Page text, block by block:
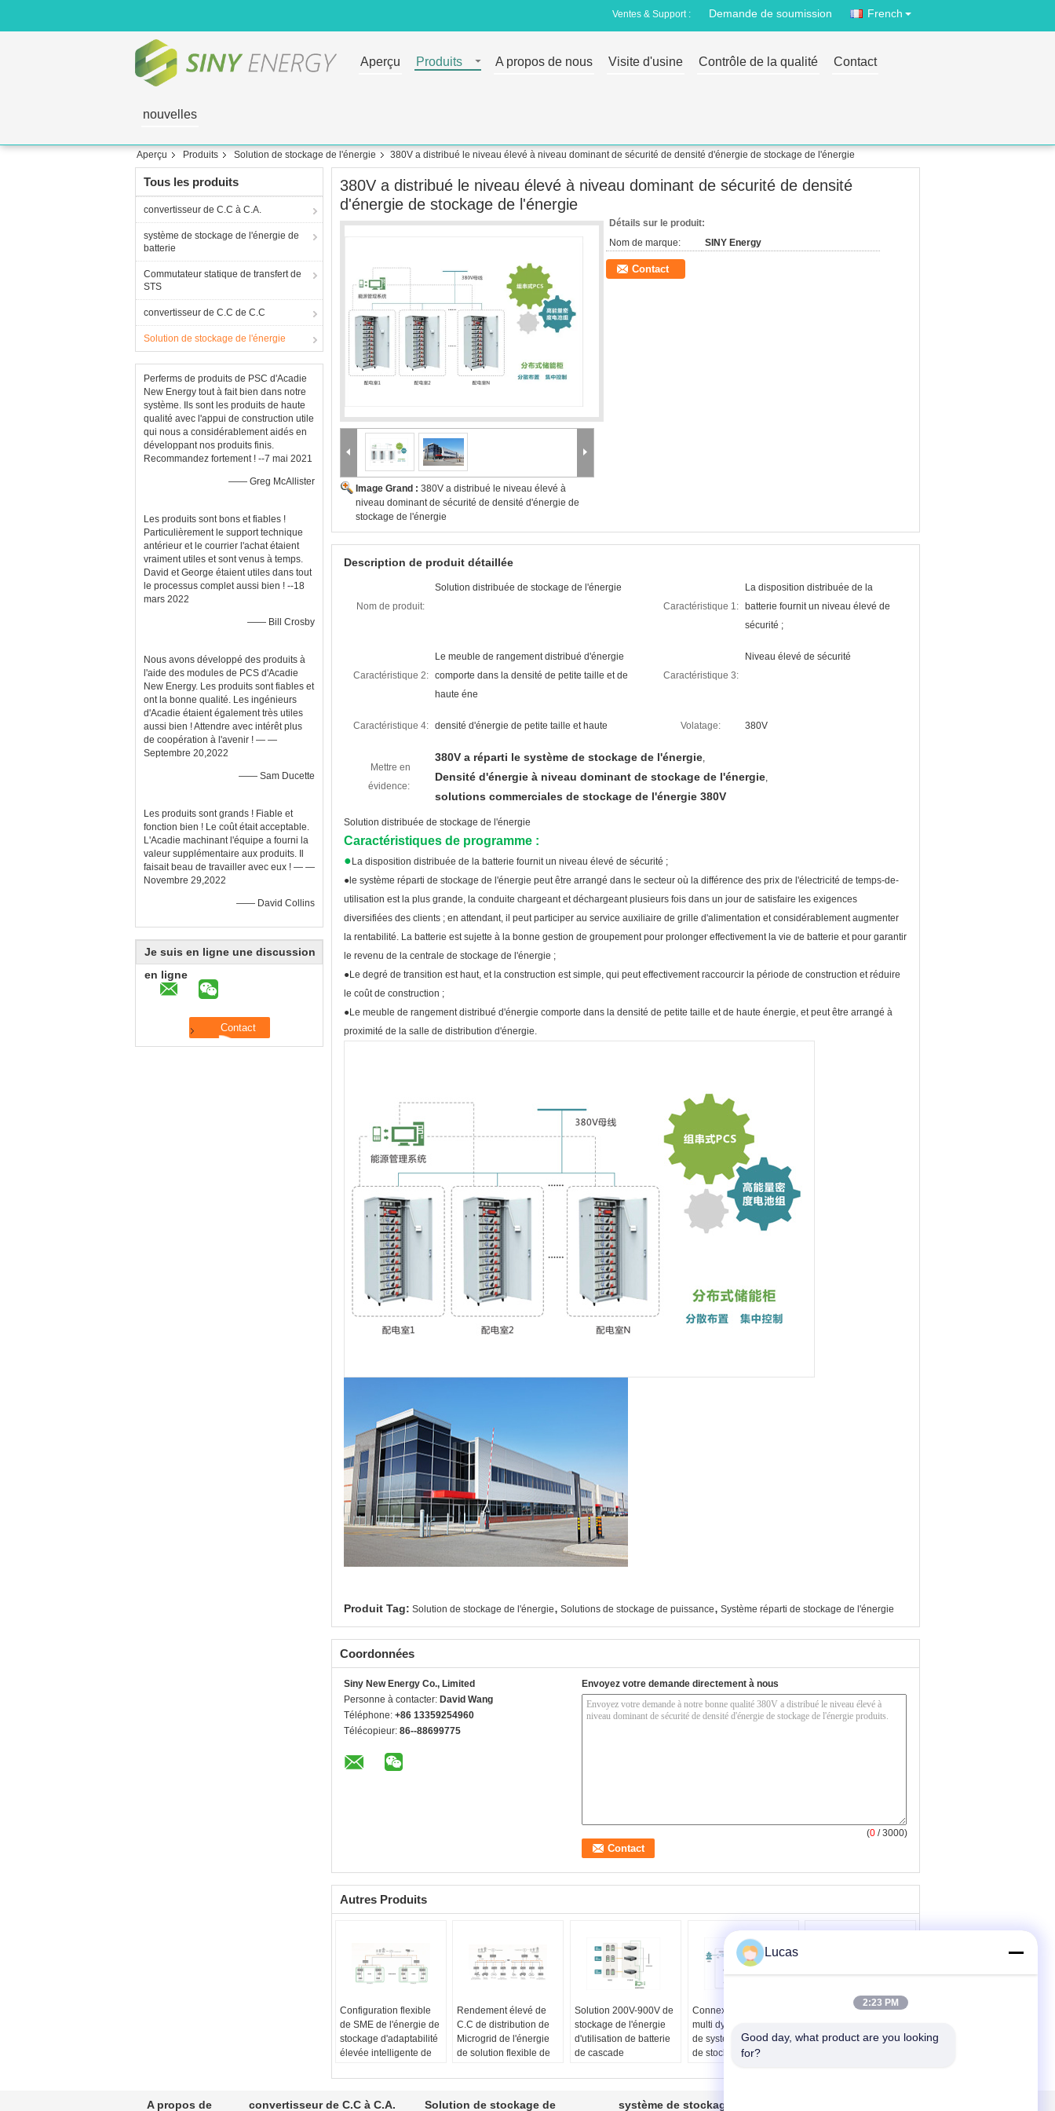
Ventes & Support : Demande de soumission French
Aperçu Produits A propos de nous Visite d'usine Contrôle de la qualité Contact
nouvelles
Aperçu Produits Solution de stockage de l'énergie 380V a distribué le niveau élevé à niveau dominant de sécurité de densité d'énergie de stockage de l'énergie
Tous les produits
convertisseur de C.C à C.A.
système de stockage de l'énergie de
batterie
Commutateur statique de transfert de
STS
convertisseur de C.C de C.C
Solution de stockage de l'énergie
Perferms de produits de PSC d'Acadie
New Energy tout à fait bien dans notre
système. Ils sont les produits de haute
qualité avec l'appui de construction utile
qui nous a considérablement aidés en
développant nos produits finis.
Recommandez fortement ! --7 mai 2021
—— Greg McAllister
Les produits sont bons et fiables !
Particulièrement le support technique
antérieur et le courrier l'achat étaient
vraiment utiles et sont venus à temps.
David et George étaient utiles dans tout
le processus complet aussi bien ! --18
mars 2022
—— Bill Crosby
Nous avons développé des produits à
l'aide des modules de PCS d'Acadie
New Energy. Les produits sont fiables et
ont la bonne qualité. Les ingénieurs
d'Acadie étaient également très utiles
aussi bien ! Attendre avec intérêt plus
de coopération à l'avenir ! — —
Septembre 20,2022
—— Sam Ducette
Les produits sont grands ! Fiable et
fonction bien ! Le coût était acceptable.
L'Acadie machinant l'équipe a fourni la
valeur supplémentaire aux produits. Il
faisait beau de travailler avec eux ! — —
Novembre 29,2022
—— David Collins
Je suis en ligne une discussion
en ligne
380V a distribué le niveau élevé à niveau dominant de sécurité de densité
d'énergie de stockage de l'énergie
Image Grand : 380V a distribué le niveau élevé à
niveau dominant de sécurité de densité d'énergie de
stockage de l'énergie
Détails sur le produit:
Nom de marque:
SINY Energy
Contact
Description de produit détaillée
Nom de produit:
Solution distribuée de stockage de l'énergie
Caractéristique 1:
La disposition distribuée de la
batterie fournit un niveau élevé de
sécurité ;
Caractéristique 2:
Le meuble de rangement distribué d'énergie
comporte dans la densité de petite taille et de
haute éne
Caractéristique 3:
Niveau élevé de sécurité
Caractéristique 4: densité d'énergie de petite taille et haute Volatage: 380V
Mettre en
évidence:
380V a réparti le système de stockage de l'énergie,
Densité d'énergie à niveau dominant de stockage de l'énergie,
solutions commerciales de stockage de l'énergie 380V
Solution distribuée de stockage de l'énergie
Caractéristiques de programme :
● La disposition distribuée de la batterie fournit un niveau élevé de sécurité ;
●le système réparti de stockage de l'énergie peut être arrangé dans le secteur où la différence des prix de l'électricité de temps-de-
utilisation est la plus grande, la conduite chargeant et déchargeant plusieurs fois dans un jour de satisfaire les exigences
diversifiées des clients ; en attendant, il peut participer au service auxiliaire de grille d'alimentation et considérablement augmenter
la rentabilité. La batterie est sujette à la bonne gestion de groupement pour prolonger effectivement la vie de batterie et pour garantir
le revenu de la centrale de stockage de l'énergie ;
●Le degré de transition est haut, et la construction est simple, qui peut effectivement raccourcir la période de construction et réduire
le coût de construction ;
●Le meuble de rangement distribué d'énergie comporte dans la densité de petite taille et de haute énergie, et peut être arrangé à
proximité de la salle de distribution d'énergie.
Produit Tag: Solution de stockage de l'énergie, Solutions de stockage de puissance, Système réparti de stockage de l'énergie
Coordonnées
Siny New Energy Co., Limited
Personne à contacter: David Wang
Téléphone: +86 13359254960
Télécopieur: 86--88699775
Envoyez votre demande directement à nous
(0 / 3000)
Autres Produits
Configuration flexible
de SME de l'énergie de
stockage d'adaptabilité
élevée intelligente de
Configuration flexible:
Rendement élevé de
C.C de distribution de
Microgrid de l'énergie
de solution flexible de
Rendement élevé:
Solution 200V-900V de
stockage de l'énergie
d'utilisation de batterie
de cascade
Solution d'utilisation de
Connexion de branche
multi dynamique élevée
de système Microgrid
de stockage de
SINY
Solutions industrielles
stockage de puissance
A propos de convertisseur de C.C à C.A. Solution de stockage de système de stockage de
Lucas
2:23 PM
Good day, what product are you looking
for?